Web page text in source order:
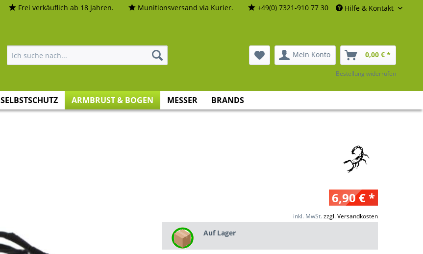
Hilfe & Kontakt
Frei verkäuflich ab 18 Jahren. Munitionsversand via Kurier. +49(0) 7321-910 77 30
Mein Konto 0,00 € *
Bestellung widerrufen
SELBSTSCHUTZ ARMBRUST & BOGEN MESSER BRANDS
6,90 € *
inkl. MwSt.zzgl. Versandkosten
Auf Lager